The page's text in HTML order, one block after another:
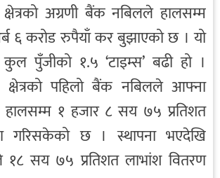
अग्रणी बैंक नबिलले हालसम्म
६ करोड रुपैयाँ कर बुझाएको छ । यो
पुँजीको १.५ ‘टाइम्स’ बढी हो ।
क्षेत्रको पहिलो बैंक नबिलले आफ्ना
हालसम्म १ हजार ८ सय ७५ प्रतिशत
गरिसकेको छ । स्थापना भएदेखि
सय ७५ प्रतिशत लाभांश वितरण